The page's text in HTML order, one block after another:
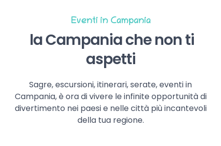
Eventi in Campania
la Campania che non ti
aspetti
Sagre, escursioni, itinerari, serate, eventi in
Campania, è ora di vivere le infinite opportunità di
divertimento nei paesi e nelle città più incantevoli
della tua regione.